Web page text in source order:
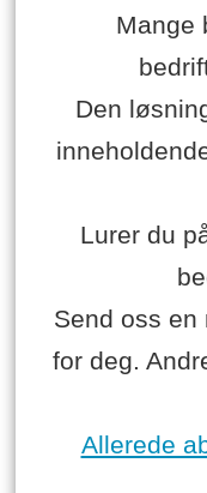
Mange
Den
Lurer du
Send oss en
for deg.
Allerede